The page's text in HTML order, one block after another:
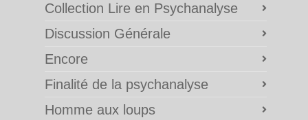
Collection Lire en Psychanalyse
Discussion Générale
Encore
Finalité de la psychanalyse
Homme aux loups